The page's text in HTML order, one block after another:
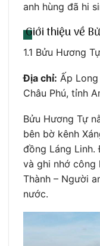
anh hùng đã hi
Giới thiệu về
1.1 Bửu Hương
Địa chỉ: Ấp
Châu Phú, tỉnh
Bửu Hương Tự
bên bờ kênh
đồng Láng
và ghi nhớ công
Thành – Người
nước.